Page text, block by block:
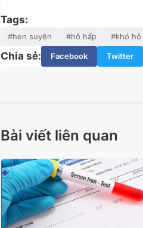
Tags:
#hen suyễn #hô hấp #khó hô
Chia sẻ: Facebook Twitter
Bài viết liên quan